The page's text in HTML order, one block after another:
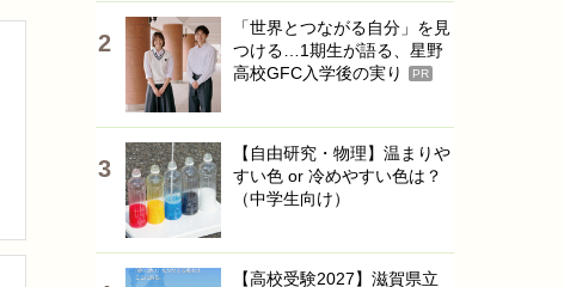
「世界とつながる自分」を見
つける…1期生が語る、星野
高校GFC入学後の実り
PR
【自由研究・物理】温まりや
すい色 or 冷めやすい色は？
（中学生向け）
【高校受験2027】滋賀県立